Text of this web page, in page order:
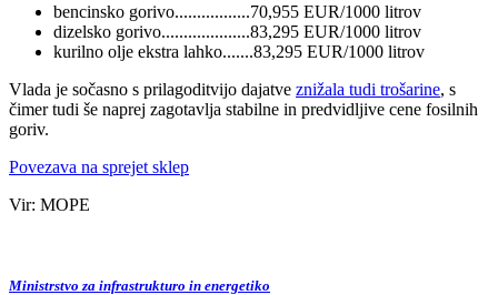
bencinsko gorivo.................70,955 EUR/1000 litrov
dizelsko gorivo....................83,295 EUR/1000 litrov
kurilno olje ekstra lahko.......83,295 EUR/1000 litrov
Vlada je sočasno s prilagoditvijo dajatve znižala tudi trošarine, s
čimer tudi še naprej zagotavlja stabilne in predvidljive cene fosilnih
goriv.
Povezava na sprejet sklep
Vir: MOPE
Ministrstvo za infrastrukturo in energetiko